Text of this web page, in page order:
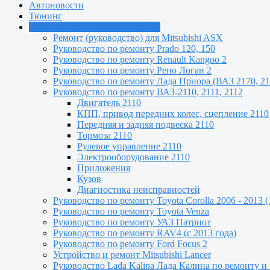
Автоновости
Тюнинг
Ремонт (руководство) для Mitsubishi ASX
Руководство по ремонту Prado 120, 150
Руководство по ремонту Renault Kangoo 2
Руководство по ремонту Рено Логан 2
Руководство по ремонту Лада Приора (ВАЗ 2170,
Руководство по ремонту ВАЗ-2110, 2111, 2112
Двигатель 2110
КПП, привод передних колес, сцепление 2110
Передняя и задняя подвеска 2110
Тормоза 2110
Рулевое управление 2110
Электрооборудование 2110
Приложения
Кузов
Диагностика неисправностей
Руководство по ремонту Toyota Сorolla 2006 - 2013
Руководство по ремонту Toyota Venza
Руководство по ремонту УАЗ Патриот
Руководство по ремонту RAV4 (с 2013 года)
Руководство по ремонту Ford Focus 2
Устройство и ремонт Mitsubishi Lancer
Руководство Lada Kalina Лада Калина по ремонту и